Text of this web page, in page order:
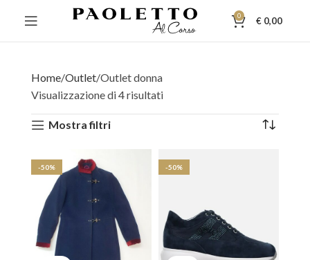
0 € 0,00
Home Outlet Outlet donna
Visualizzazione di 4 risultati
Mostra filtri
-50% -50%